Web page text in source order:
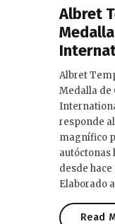
Albret
Albret
Medalla de
responde
magnífico
autóctonas
desde
Elaborado
Read